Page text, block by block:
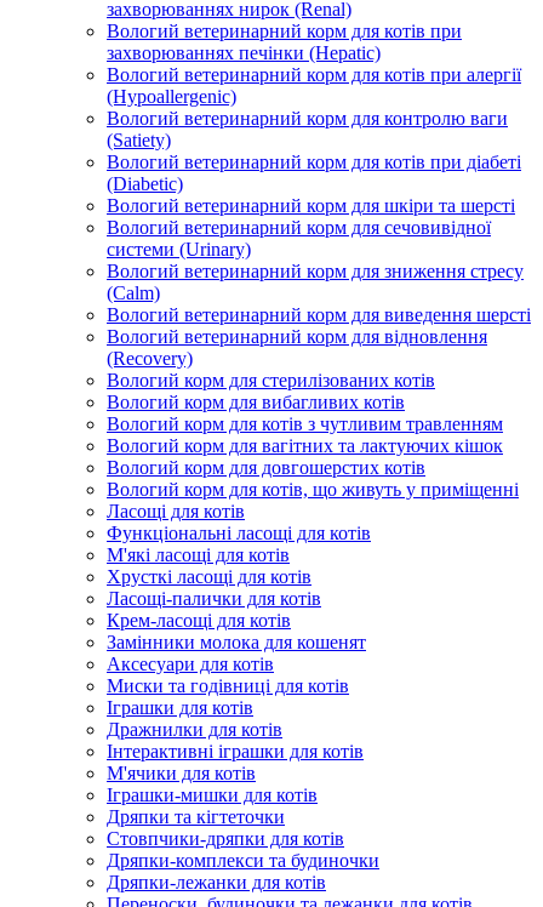
захворюваннях нирок (Renal)
Вологий ветеринарний корм для котів при
захворюваннях печінки (Hepatic)
Вологий ветеринарний корм для котів при алергії
(Hypoallergenic)
Вологий ветеринарний корм для контролю ваги
(Satiety)
Вологий ветеринарний корм для котів при діабеті
(Diabetic)
Вологий ветеринарний корм для шкіри та шерсті
Вологий ветеринарний корм для сечовивідної
системи (Urinary)
Вологий ветеринарний корм для зниження стресу
(Calm)
Вологий ветеринарний корм для виведення шерсті
Вологий ветеринарний корм для відновлення
(Recovery)
Вологий корм для стерилізованих котів
Вологий корм для вибагливих котів
Вологий корм для котів з чутливим травленням
Вологий корм для вагітних та лактуючих кішок
Вологий корм для довгошерстих котів
Вологий корм для котів, що живуть у приміщенні
Ласощі для котів
Функціональні ласощі для котів
М'які ласощі для котів
Хрусткі ласощі для котів
Ласощі-палички для котів
Крем-ласощі для котів
Замінники молока для кошенят
Аксесуари для котів
Миски та годівниці для котів
Іграшки для котів
Дражнилки для котів
Інтерактивні іграшки для котів
М'ячики для котів
Іграшки-мишки для котів
Дряпки та кігтеточки
Стовпчики-дряпки для котів
Дряпки-комплекси та будиночки
Дряпки-лежанки для котів